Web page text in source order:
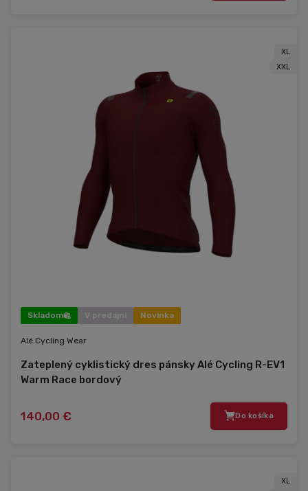
XL
XXL
Skladom V predajni Novinka
Alé Cycling Wear
Zateplený cyklistický dres pánsky Alé Cycling R-EV1
Warm Race bordový
140,00 € Do košíka
XL